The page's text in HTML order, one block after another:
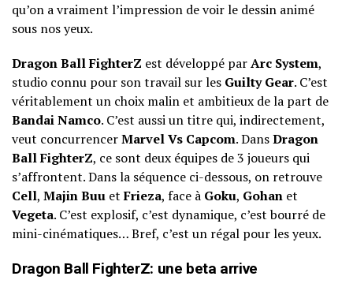
qu’on a vraiment l’impression de voir le dessin animé
sous nos yeux.
Dragon Ball FighterZ est développé parArc System,
studio connu pour son travail sur les Guilty Gear. C’est
véritablement un choix malin et ambitieux de la part de
Bandai Namco. C’est aussi un titre qui, indirectement,
veut concurrencerMarvel Vs Capcom. DansDragon
Ball FighterZ, ce sont deux équipes de 3 joueurs qui
s’affrontent. Dans la séquence ci-dessous, on retrouve
Cell, Majin Buu etFrieza, face à Goku, Gohan et
Vegeta. C’est explosif, c’est dynamique, c’est bourré de
mini-cinématiques… Bref, c’est un régal pour les yeux.
Dragon Ball FighterZ: une beta arrive